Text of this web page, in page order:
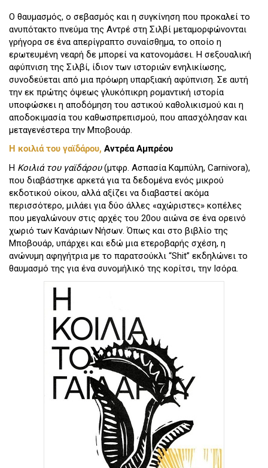
Ο θαυμασμός, ο σεβασμός και η συγκίνηση που προκαλεί το
ανυπότακτο πνεύμα της Αντρέ στη Σιλβί μεταμορφώνονται
γρήγορα σε ένα απερίγραπτο συναίσθημα, το οποίο η
ερωτευμένη νεαρή δε μπορεί να κατονομάσει. Η σεξουαλική
αφύπνιση της Σιλβί, ίδιον των ιστοριών ενηλικίωσης,
συνοδεύεται από μια πρόωρη υπαρξιακή αφύπνιση. Σε αυτή
την εκ πρώτης όψεως γλυκόπικρη ρομαντική ιστορία
υποφώσκει η αποδόμηση του αστικού καθολικισμού και η
αποδοκιμασία του καθωσπρεπισμού, που απασχόλησαν και
μεταγενέστερα την Μποβουάρ.
Η κοιλιά του γαϊδάρου, Αντρέα Αμπρέου
Η Κοιλιά του γαϊδάρου(μτφρ. Ασπασία Καμπύλη, Carnivora),
που διαβάστηκε αρκετά για τα δεδομένα ενός μικρού
εκδοτικού οίκου, αλλά αξίζει να διαβαστεί ακόμα
περισσότερο, μιλάει για δύο άλλες «αχώριστες» κοπέλες
που μεγαλώνουν στις αρχές του 20ου αιώνα σε ένα ορεινό
χωριό των Κανάριων Νήσων. Όπως και στο βιβλίο της
Μποβουάρ, υπάρχει και εδώ μια ετεροβαρής σχέση, η
ανώνυμη αφηγήτρια με το παρατσούκλι “Shit” εκδηλώνει το
θαυμασμό της για ένα συνομήλικό της κορίτσι, την Ισόρα.